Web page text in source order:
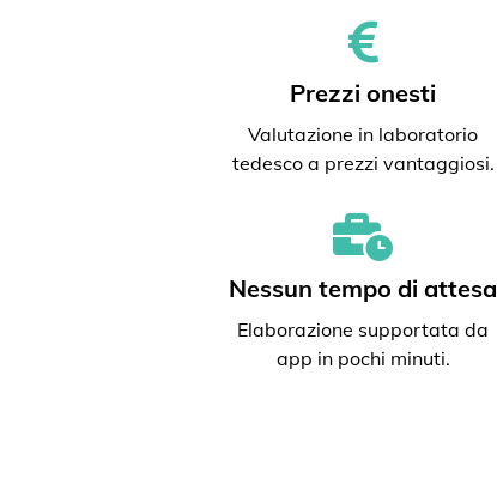
Prezzi onesti
Valutazione in laboratorio
tedesco a prezzi vantaggiosi.
Nessun tempo di attesa
Elaborazione supportata da
app in pochi minuti.